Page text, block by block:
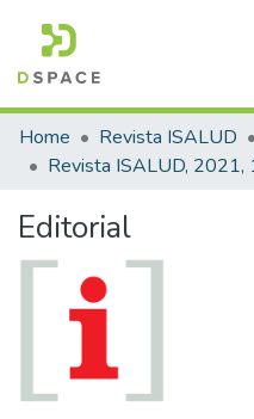
Communities & Collections
All of DSpace
Home Revista ISALUD
Editorial